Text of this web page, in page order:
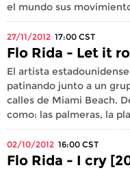
el mundo sus
27/11/2012 17:00 CST
Flo Rida - Let it
El artista
patinando junto a un
calles de Miami Beach.
como: las palmeras, la
02/10/2012 16:00 CST
Flo Rida - I cry